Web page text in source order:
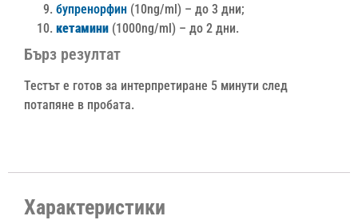
бупренорфин (10ng/ml) – до 3 дни;
кетамини (1000ng/ml) – до 2 дни.
Бърз резултат
Тестът е готов за интерпретиране 5 минути след
потапяне в пробата.
Характеристики